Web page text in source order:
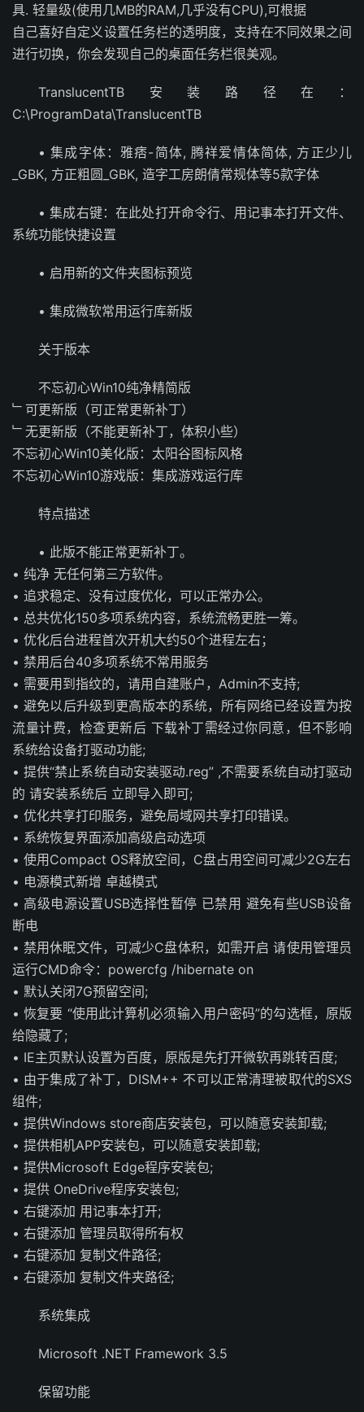
具. 轻量级(使用几MB的RAM,几乎没有CPU),可根据
自己喜好自定义设置任务栏的透明度，支持在不同效果之间
进行切换，你会发现自己的桌面任务栏很美观。
TranslucentTB安装路径在：
C:\ProgramData\TranslucentTB
• 集成字体：雅痞-简体, 腾祥爱情体简体, 方正少儿
_GBK, 方正粗圆_GBK, 造字工房朗倩常规体等5款字体
• 集成右键：在此处打开命令行、用记事本打开文件、
系统功能快捷设置
• 启用新的文件夹图标预览
• 集成微软常用运行库新版
关于版本
不忘初心Win10纯净精简版
﹂可更新版（可正常更新补丁）
﹂无更新版（不能更新补丁，体积小些）
不忘初心Win10美化版：太阳谷图标风格
不忘初心Win10游戏版：集成游戏运行库
特点描述
• 此版不能正常更新补丁。
• 纯净 无任何第三方软件。
• 追求稳定、没有过度优化，可以正常办公。
• 总共优化150多项系统内容，系统流畅更胜一筹。
• 优化后台进程首次开机大约50个进程左右；
• 禁用后台40多项系统不常用服务
• 需要用到指纹的，请用自建账户，Admin不支持;
• 避免以后升级到更高版本的系统，所有网络已经设置为按
流量计费，检查更新后 下载补丁需经过你同意，但不影响
系统给设备打驱动功能;
• 提供“禁止系统自动安装驱动.reg” ,不需要系统自动打驱动
的 请安装系统后 立即导入即可;
• 优化共享打印服务，避免局域网共享打印错误。
• 系统恢复界面添加高级启动选项
• 使用Compact OS释放空间，C盘占用空间可减少2G左右
• 电源模式新增 卓越模式
• 高级电源设置USB选择性暂停 已禁用 避免有些USB设备
断电
• 禁用休眠文件，可减少C盘体积，如需开启 请使用管理员
运行CMD命令：powercfg /hibernate on
• 默认关闭7G预留空间;
• 恢复要 “使用此计算机必须输入用户密码”的勾选框，原版
给隐藏了;
• IE主页默认设置为百度，原版是先打开微软再跳转百度;
• 由于集成了补丁，DISM++ 不可以正常清理被取代的SXS
组件;
• 提供Windows store商店安装包，可以随意安装卸载;
• 提供相机APP安装包，可以随意安装卸载;
• 提供Microsoft Edge程序安装包;
• 提供 OneDrive程序安装包;
• 右键添加 用记事本打开;
• 右键添加 管理员取得所有权
• 右键添加 复制文件路径;
• 右键添加 复制文件夹路径;
系统集成
Microsoft .NET Framework 3.5
保留功能